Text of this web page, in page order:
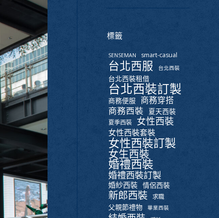
標籤
SENSEMAN smart-casual
台北西服 台北西裝
台北西裝租借
台北西裝訂製
商務便服 商務穿搭
商務西裝 夏天西裝
夏季西裝 女性西裝
女性西裝套裝
女性西裝訂製
女生西裝
婚禮西裝
婚禮西裝訂製
婚紗西裝 情侶西裝
新郎西裝 求職
父親節禮物 畢業西裝